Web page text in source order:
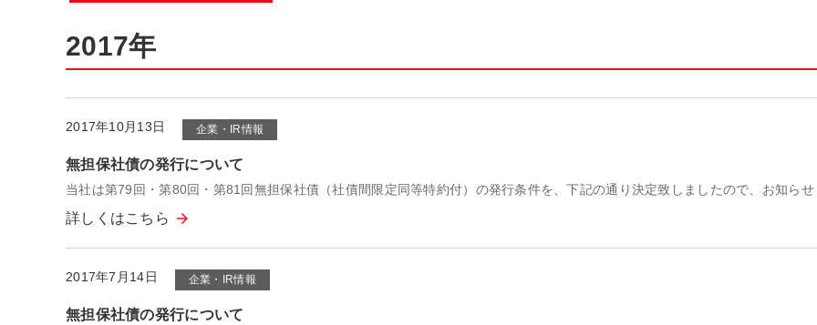
2017年
2017年10月13日 企業・IR情報
無担保社債の発行について
当社は第79回・第80回・第81回無担保社債（社債間限定同等特約付）の発行条件を、下記の通り決定致しましたので、お知ら
詳しくはこちら
2017年7月14日 企業・IR情報
無担保社債の発行について